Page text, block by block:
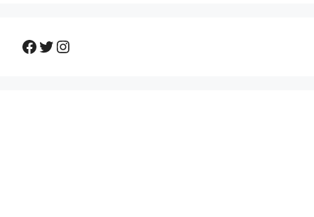
Facebook
Twitter
Instagram